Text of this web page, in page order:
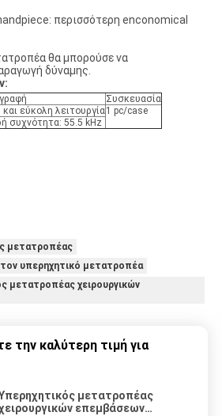
περισσότερη enconomical
θα μπορούσε να
δύναμης.
Συσκευασία
εύκολη λειτουργία1 pc/case
συχνότητα: 55.5 kHz
μετατροπέας
τον υπερηχητικό μετατροπέα
μετατροπέας χειρουργικών
την καλύτερη τιμή για
μετατροπέας
επεμβάσεων